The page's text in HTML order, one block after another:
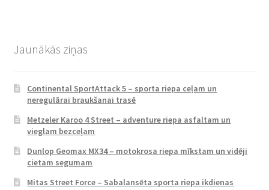
Jaunākās ziņas
Continental SportAttack 5 – sporta riepa ceļam un
neregulārai braukšanai trasē
Metzeler Karoo 4 Street – adventure riepa asfaltam un
vieglam bezceļam
Dunlop Geomax MX34 – motokrosa riepa mīkstam un vidēji
cietam segumam
Mitas Street Force – Sabalansēta sporta riepa ikdienas